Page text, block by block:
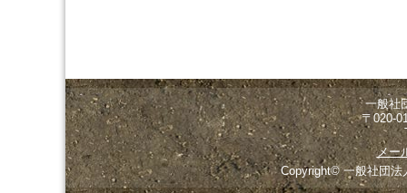
一般社
〒020-
メー
Copyright© 一般社団法